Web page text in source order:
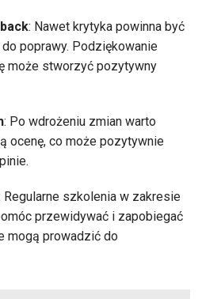
: Nawet krytyka powinna być
poprawy. Podziękowanie
może stworzyć pozytywny
: Po wdrożeniu zmian warto
ocenę, co może pozytywnie
Regularne szkolenia w zakresie
przewidywać i zapobiegać
mogą prowadzić do